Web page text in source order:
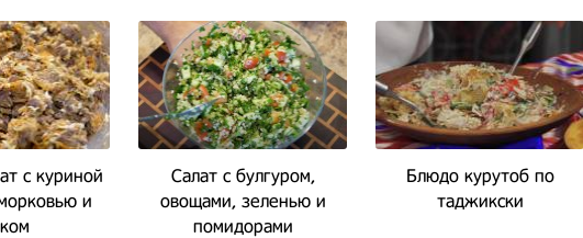
с куриной
и
Салат с булгуром,
овощами, зеленью и
помидорами
Блюдо курутоб по
таджикски